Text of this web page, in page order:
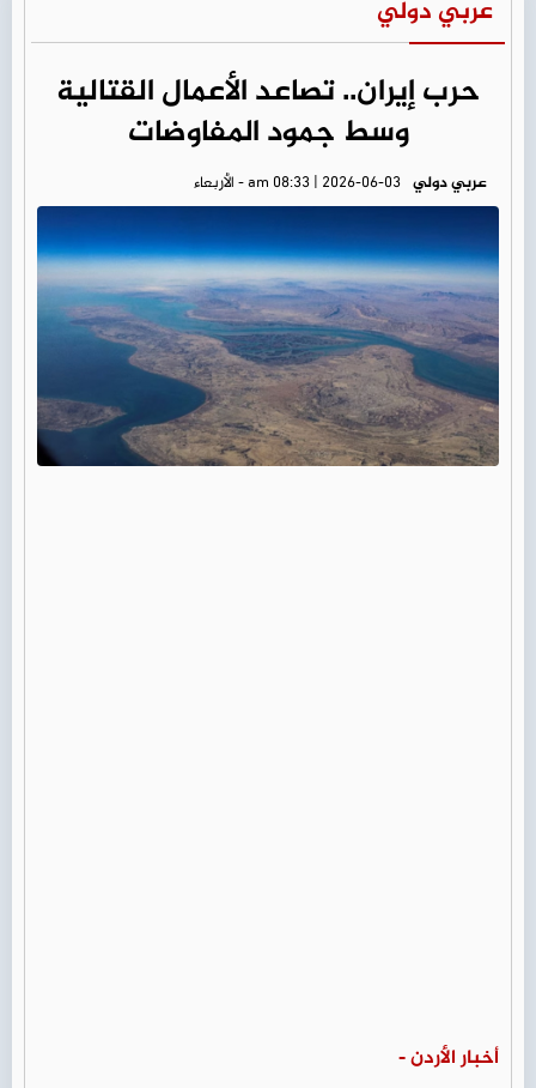
عربي دولي
حرب إيران.. تصاعد الأعمال القتالية
وسط جمود المفاوضات
عربي دولي am 08:33 | 2026-06-03 - الأربعاء
أخبار الأردن -